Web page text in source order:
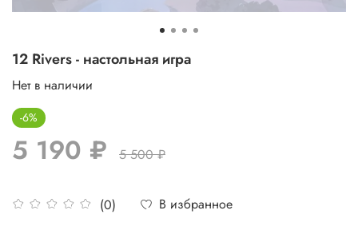
12 Rivers - настольная игра
(0) В избранное
Нет в наличии
-6%
5 190 ₽ 5 500 ₽